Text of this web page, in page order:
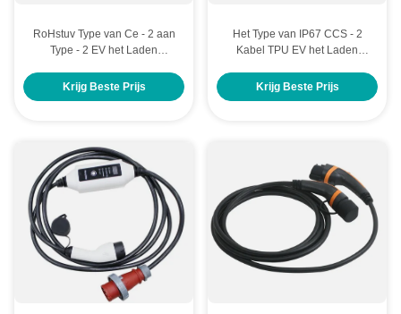
RoHstuv Type van Ce - 2 aan
Type - 2 EV het Laden
Standaard Aan de grond
zetten
Krijg Beste Prijs
Het Type van IP67 CCS - 2
Kabel TPU EV het Laden
Krijg Beste Prijs